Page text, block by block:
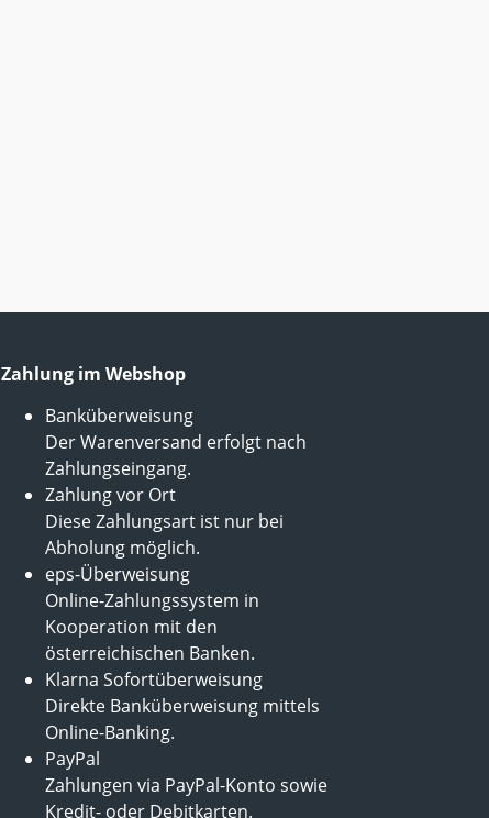
Zahlung im Webshop
Banküberweisung
Der Warenversand erfolgt nach
Zahlungseingang.
Zahlung vor Ort
Diese Zahlungsart ist nur bei
Abholung möglich.
eps-Überweisung
Online-Zahlungssystem in
Kooperation mit den
österreichischen Banken.
Klarna Sofortüberweisung
Direkte Banküberweisung mittels
Online-Banking.
PayPal
Zahlungen via PayPal-Konto sowie
Kredit- oder Debitkarten.